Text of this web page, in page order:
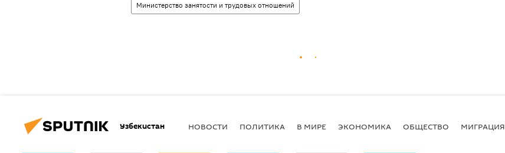
Министерство занятости и трудовых отношений
Узбекистан НОВОСТИ ПОЛИТИКА В МИРЕ ЭКОНОМИКА ОБЩЕСТВО МИГРАЦИЯ